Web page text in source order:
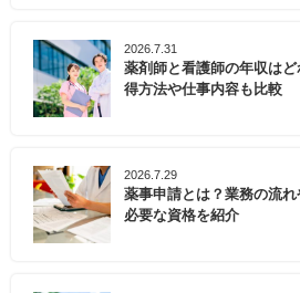
2026.7.31
薬剤師と看護師の年収は
得方法や仕事内容も比較
2026.7.29
薬事申請とは？業務の流
必要な資格を紹介